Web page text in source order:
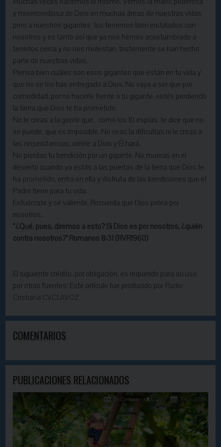
y misericordiosa de Dios en muchas áreas de nuestras vidas
pero a nuestros gigantes los tenemos bien instalados con
nosotros y es tanto así que ya nos hemos acostumbrado a
tenerlos cerca y no nos molestan, tristemente se han hecho
parte de nuestras vidas.
Piensa bien cuáles son esos gigantes que están en tu vida y
que no se los has entregado a Dios. No vaya a ser que por
comodidad, por no hacerle frente a tu gigante, estés perdiendo
la tierra que Dios te ha prometido.
No le creas a la gente que, como los 10 espías, te dice que no
se puede, que es imposible. No veas la dificultas ni le creas a
las circunstancias; créele a Dios y Él hará.
No pierdas tu bendición por un gigante. No mueras en el
desierto cuando ya estás a las puertas de la tierra que Dios te
ha prometido, entra en ella y disfruta de las bendiciones que el
Padre tiene para tu vida.
Esfuérzate y sé valiente. Recuerda que Dios pelea por
nosotros.
“¿Qué, pues, diremos a esto? Si Dios es por nosotros, ¿quién
contra nosotros?” Romanos 8:31 (RVR1960)
El siguiente crédito, por obligación, es requerido para su uso
por otras fuentes: Este artículo fue producido por Radio
Cristiana CVCLAVOZ.
COMENTARIOS
PUBLICACIONES RELACIONADOS
11 Apr, 2018
3380
En Contacto